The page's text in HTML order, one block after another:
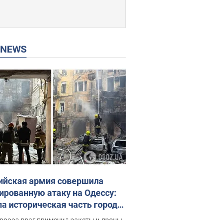
NEWS
армия совершила
атаку на Одессу:
историческая часть города,
Фото и видео